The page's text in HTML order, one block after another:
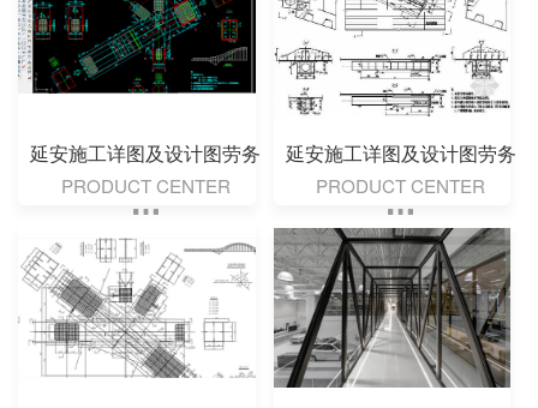
延安施工详图及设计图劳务
PRODUCT CENTER
延安施工详图及设计图劳务
PRODUCT CENTER